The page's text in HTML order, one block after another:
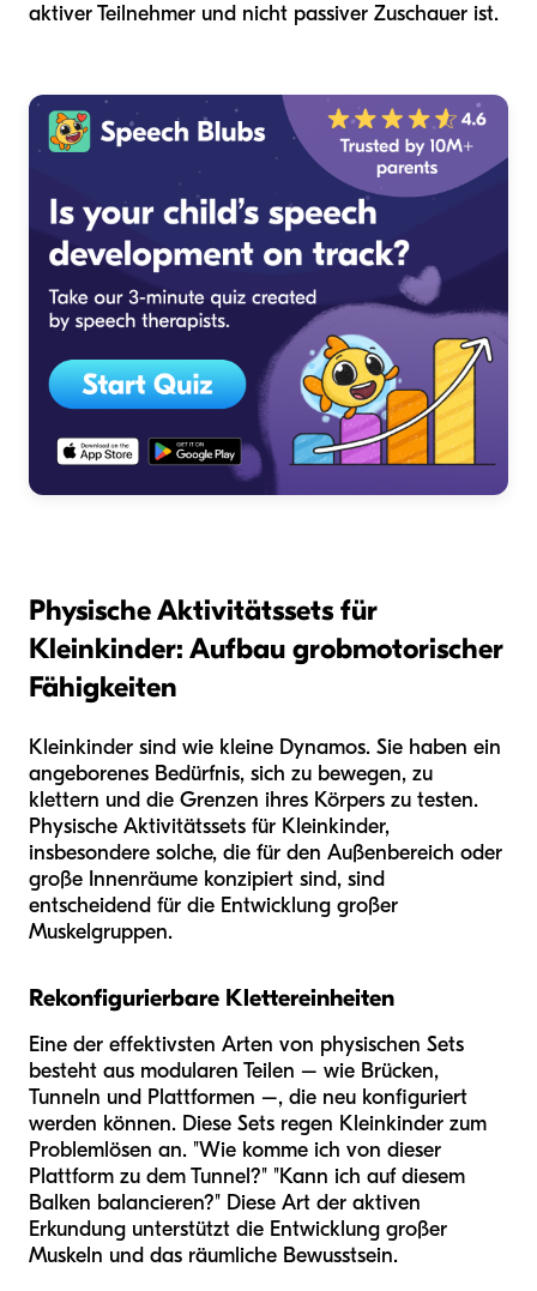
aktiver Teilnehmer und nicht passiver Zuschauer ist.
Physische Aktivitätssets für
Kleinkinder: Aufbau grobmotorischer
Fähigkeiten
Kleinkinder sind wie kleine Dynamos. Sie haben ein
angeborenes Bedürfnis, sich zu bewegen, zu
klettern und die Grenzen ihres Körpers zu testen.
Physische Aktivitätssets für Kleinkinder,
insbesondere solche, die für den Außenbereich oder
große Innenräume konzipiert sind, sind
entscheidend für die Entwicklung großer
Muskelgruppen.
Rekonfigurierbare Klettereinheiten
Eine der effektivsten Arten von physischen Sets
besteht aus modularen Teilen – wie Brücken,
Tunneln und Plattformen –, die neu konfiguriert
werden können. Diese Sets regen Kleinkinder zum
Problemlösen an. "Wie komme ich von dieser
Plattform zu dem Tunnel?" "Kann ich auf diesem
Balken balancieren?" Diese Art der aktiven
Erkundung unterstützt die Entwicklung großer
Muskeln und das räumliche Bewusstsein.